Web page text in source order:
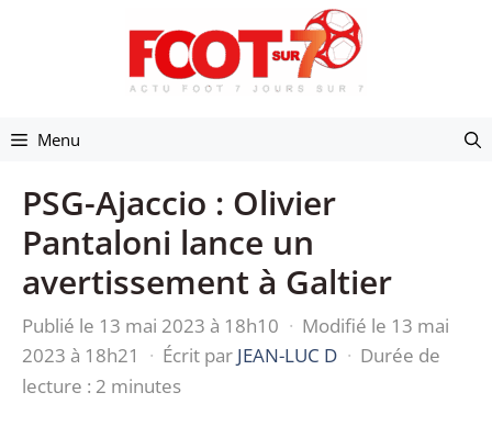
Menu
PSG-Ajaccio : Olivier
Pantaloni lance un
avertissement à Galtier
Publié le 13 mai 2023 à 18h10 · Modifié le 13 mai
2023 à 18h21
· Écrit par JEAN-LUC D · Durée de
lecture : 2 minutes